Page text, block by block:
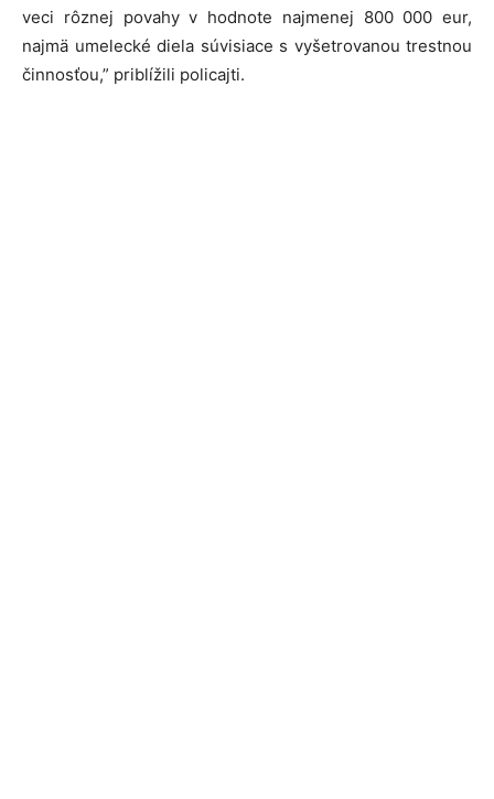
veci rôznej povahy v hodnote najmenej 800 000 eur,
najmä umelecké diela súvisiace s vyšetrovanou trestnou
činnosťou,” priblížili policajti.